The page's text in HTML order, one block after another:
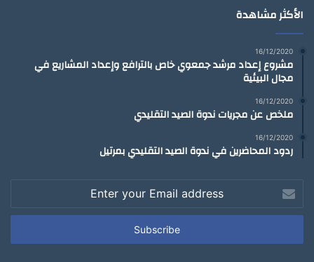
الأكثر مشاهدة
16/12/2020
مشروع إعداد مرشد جمعوي خاص بالترافع وإعداد المشاريع في
مجال البيئية
16/12/2020
ملخص عن مجريات ندوة الصيد التقليدي
16/12/2020
ردود المحاضرين في ندوة الصيد التقليدي بمرتيل
your
Email